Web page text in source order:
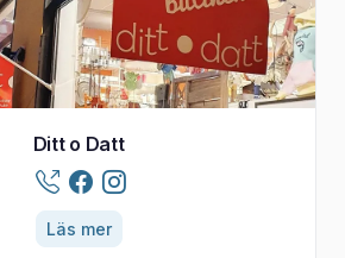
Ditt o Datt
Läs mer